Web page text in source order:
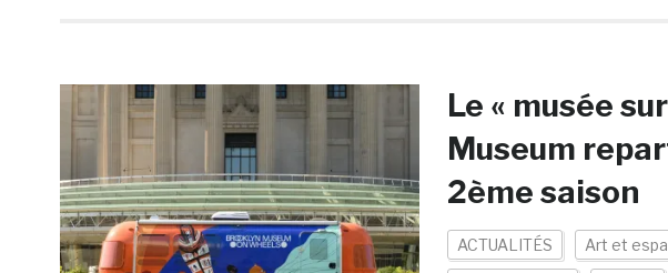
Le « musée
Museum
2ème saison
ACTUALITÉS Art et